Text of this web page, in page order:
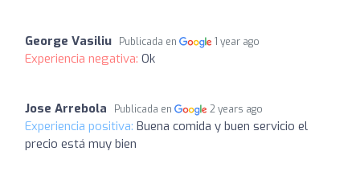
George Vasiliu Publicada en 1 year ago
Experiencia negativa: Ok
Jose Arrebola Publicada en 2 years ago
Experiencia positiva: Buena comida y buen servicio el
precio está muy bien